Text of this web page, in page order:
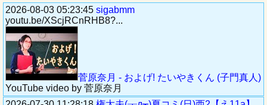
2026-08-03 05:23:45 sigabmm
youtu.be/XScjRCnRHB8?...
菅原奈月 - およげ! たいやきくん (子門真人)
YouTube video by 菅原奈月